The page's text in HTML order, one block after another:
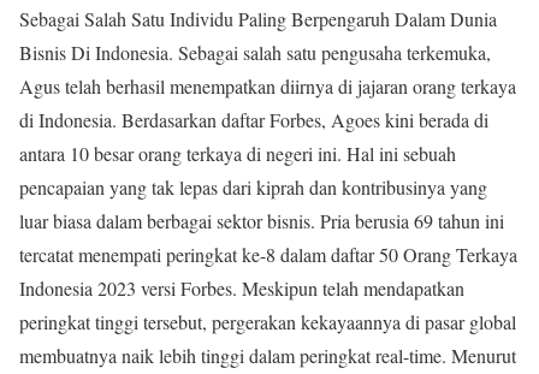
Sebagai Salah Satu Individu Paling Berpengaruh Dalam Dunia
Bisnis Di Indonesia. Sebagai salah satu pengusaha terkemuka,
Agus telah berhasil menempatkan diirnya di jajaran orang terkaya
di Indonesia. Berdasarkan daftar Forbes, Agoes kini berada di
antara 10 besar orang terkaya di negeri ini. Hal ini sebuah
pencapaian yang tak lepas dari kiprah dan kontribusinya yang
luar biasa dalam berbagai sektor bisnis. Pria berusia 69 tahun ini
tercatat menempati peringkat ke-8 dalam daftar 50 Orang Terkaya
Indonesia 2023 versi Forbes. Meskipun telah mendapatkan
peringkat tinggi tersebut, pergerakan kekayaannya di pasar global
membuatnya naik lebih tinggi dalam peringkat real-time. Menurut